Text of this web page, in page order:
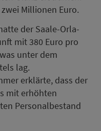
Millionen Euro.
der Saale-Orla-
mit 380 Euro pro
unter dem
lag.
erklärte, dass der
mit erhöhten
Personalbestand